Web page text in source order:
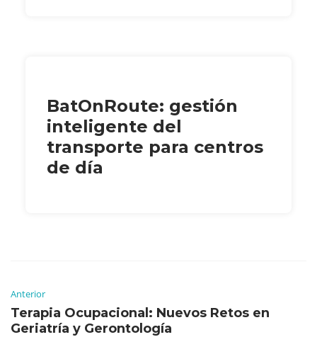
BatOnRoute: gestión
inteligente del
transporte para centros
de día
Anterior
Terapia Ocupacional: Nuevos Retos en
Geriatría y Gerontología